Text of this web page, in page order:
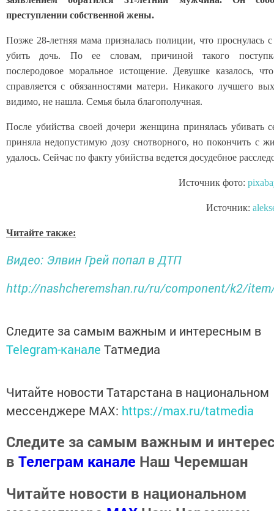
преступлении собственной жены.
Позже 28-летняя мама призналась полиции, что проснулась
убить дочь. По ее словам, причиной такого
послеродовое моральное истощение. Девушке казалось,
справляется с обязанностями матери. Никакого лучшего
видимо, не нашла. Семья была благополучная.
После убийства своей дочери женщина принялась убивать
приняла недопустимую дозу снотворного, но покончить с
удалось. Сейчас по факту убийства ведется досудебное
Источник фото:
Источник:
Читайте также:
Видео: Элвин Грей попал в ДТП
http://nashcheremshan.ru/ru/component/k2/
Следите за самым важным и интересным в
Telegram-канале Татмедиа
Читайте новости Татарстана в национальном
мессенджере MАХ: https://max.ru/tatmedia
Следите за самым важным и
в Телеграм канале Наш Черемшан
Читайте новости в национальном